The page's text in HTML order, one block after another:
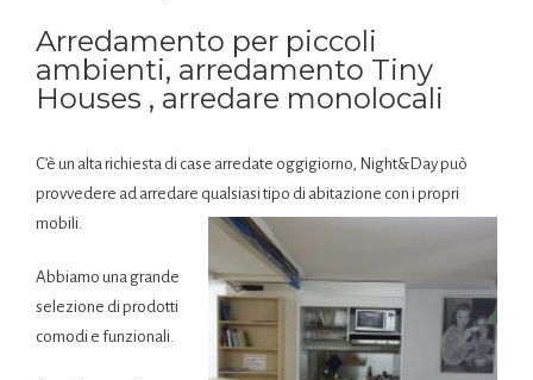
Arredamento per piccoli
ambienti, arredamento Tiny
Houses , arredare monolocali
C’è un alta richiesta di case arredate oggigiorno, Night&Day può
provvedere ad arredare qualsiasi tipo di abitazione con i propri
mobili.
Abbiamo una grande
selezione di prodotti
comodi e funzionali.